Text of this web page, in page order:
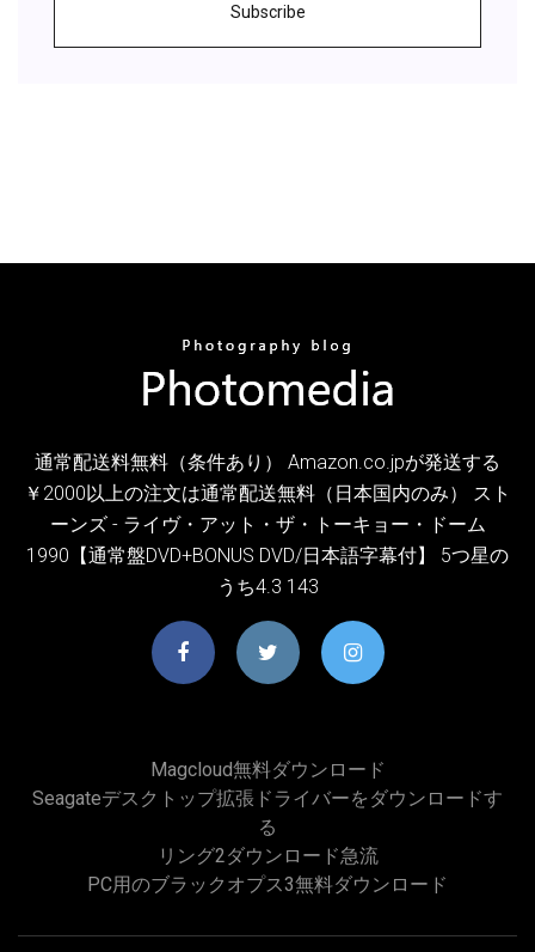
Subscribe
通常配送料無料（条件あり） Amazon.co.jpが発送する
￥2000以上の注文は通常配送無料（日本国内のみ） スト
ーンズ - ライヴ・アット・ザ・トーキョー・ドーム
1990【通常盤DVD+BONUS DVD/日本語字幕付】 5つ星の
うち4.3 143
Magcloud無料ダウンロード
Seagateデスクトップ拡張ドライバーをダウンロードす
る
リング2ダウンロード急流
PC用のブラックオプス3無料ダウンロード